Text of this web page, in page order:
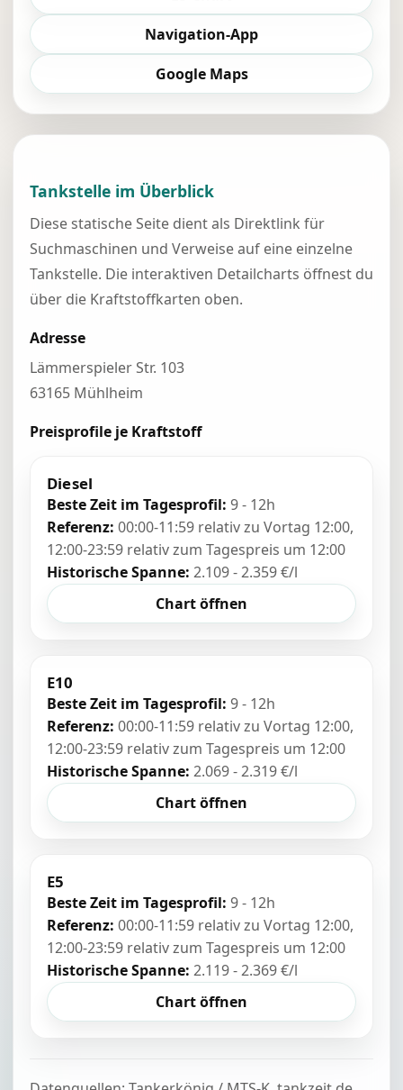
Navigation-App
Google Maps
Tankstelle im Überblick
Diese statische Seite dient als Direktlink für
Suchmaschinen und Verweise auf eine einzelne
Tankstelle. Die interaktiven Detailcharts öffnest du
über die Kraftstoffkarten oben.
Adresse
Lämmerspieler Str. 103
63165 Mühlheim
Preisprofile je Kraftstoff
Diesel
Beste Zeit im Tagesprofil: 9 - 12h
Referenz: 00:00-11:59 relativ zu Vortag 12:00,
12:00-23:59 relativ zum Tagespreis um 12:00
Historische Spanne: 2.109 - 2.359 €/l
Chart öffnen
E10
Beste Zeit im Tagesprofil: 9 - 12h
Referenz: 00:00-11:59 relativ zu Vortag 12:00,
12:00-23:59 relativ zum Tagespreis um 12:00
Historische Spanne: 2.069 - 2.319 €/l
Chart öffnen
E5
Beste Zeit im Tagesprofil: 9 - 12h
Referenz: 00:00-11:59 relativ zu Vortag 12:00,
12:00-23:59 relativ zum Tagespreis um 12:00
Historische Spanne: 2.119 - 2.369 €/l
Chart öffnen